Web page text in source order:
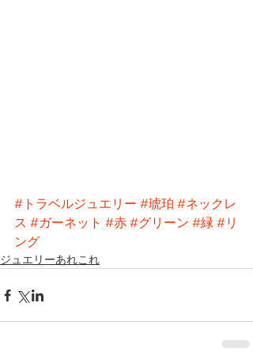
#トラベルジュエリー #琥珀 #ネックレ
ス #ガーネット #赤 #グリーン #緑 #リ
ング
ジュエリーあれこれ